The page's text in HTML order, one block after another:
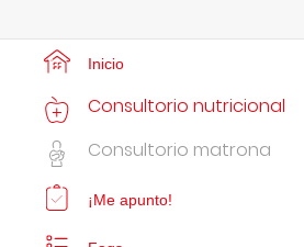
Inicio
Consultorio nutricional
Consultorio matrona
¡Me apunto!